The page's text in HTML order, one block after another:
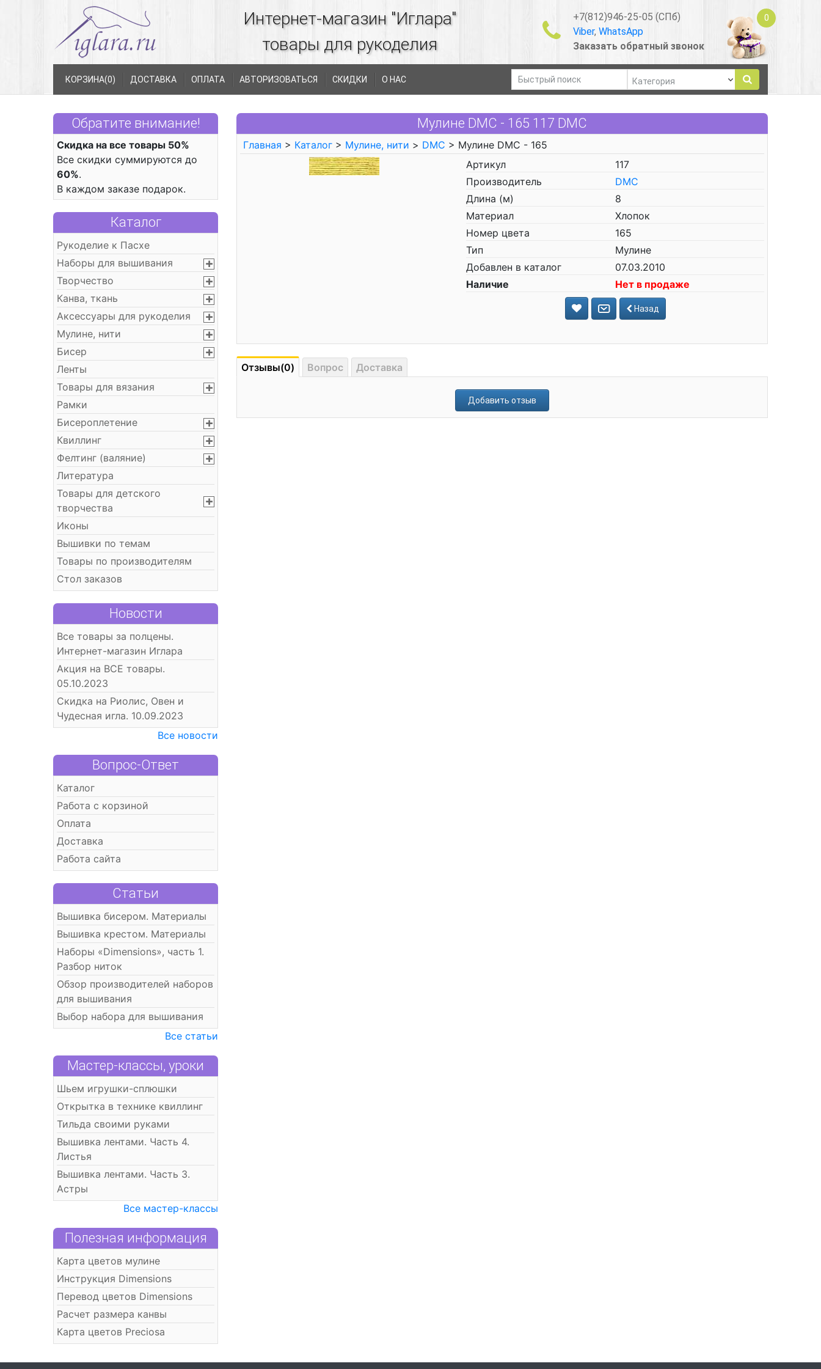
Интернет-магазин "Иглара"
товары для рукоделия
+7(812)946-25-05 (СПб)
Viber, WhatsApp
Заказать обратный звонок
0
КОРЗИНА(0) ДОСТАВКА ОПЛАТА АВТОРИЗОВАТЬСЯ СКИДКИ О НАС
Обратите внимание!
Скидка на все товары 50%
Все скидки суммируются до
60%.
В каждом заказе подарок.
Каталог
Рукоделие к Пасхе
Наборы для вышивания
Творчество
Канва, ткань
Аксессуары для рукоделия
Мулине, нити
Бисер
Ленты
Товары для вязания
Рамки
Бисероплетение
Квиллинг
Фелтинг (валяние)
Литература
Товары для детского
творчества
Иконы
Вышивки по темам
Товары по производителям
Стол заказов
Новости
Все товары за полцены.
Интернет-магазин Иглара
Акция на ВСЕ товары.
05.10.2023
Скидка на Риолис, Овен и
Чудесная игла. 10.09.2023
Все новости
Вопрос-Ответ
Каталог
Работа с корзиной
Оплата
Доставка
Работа сайта
Статьи
Вышивка бисером. Материалы
Вышивка крестом. Материалы
Наборы «Dimensions», часть 1.
Разбор ниток
Обзор производителей наборов
для вышивания
Выбор набора для вышивания
Все статьи
Мастер-классы, уроки
Шьем игрушки-сплюшки
Открытка в технике квиллинг
Тильда своими руками
Вышивка лентами. Часть 4.
Листья
Вышивка лентами. Часть 3.
Астры
Все мастер-классы
Полезная информация
Карта цветов мулине
Инструкция Dimensions
Перевод цветов Dimensions
Расчет размера канвы
Карта цветов Preciosa
Мулине DMC - 165 117 DMC
Главная > Каталог > Мулине, нити > DMC > Мулине DMC - 165
Артикул
117
Производитель
DMC
Длина (м)
8
Материал
Хлопок
Номер цвета
165
Тип
Мулине
Добавлен в каталог
07.03.2010
Наличие
Нет в продаже
Назад
Отзывы(0) Вопрос Доставка
Добавить отзыв